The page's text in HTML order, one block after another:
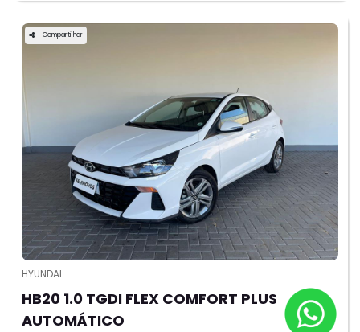
Compartilhar
HYUNDAI
HB20 1.0 TGDI FLEX COMFORT PLUS
AUTOMÁTICO